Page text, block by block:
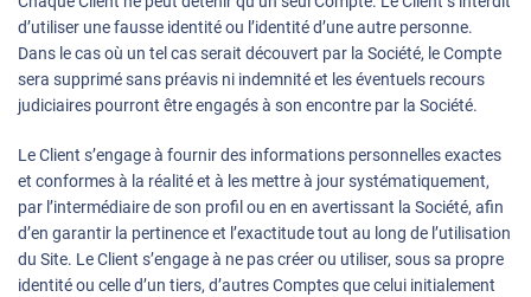
d’utiliser une fausse identité ou l’identité d’une autre personne.
Dans le cas où un tel cas serait découvert par la Société, le Compte
sera supprimé sans préavis ni indemnité et les éventuels recours
judiciaires pourront être engagés à son encontre par la Société.
Le Client s’engage à fournir des informations personnelles exactes
et conformes à la réalité et à les mettre à jour systématiquement,
par l’intermédiaire de son profil ou en en avertissant la Société, afin
d’en garantir la pertinence et l’exactitude tout au long de l’utilisation
du Site. Le Client s’engage à ne pas créer ou utiliser, sous sa propre
identité ou celle d’un tiers, d’autres Comptes que celui initialement